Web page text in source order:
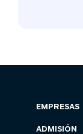
EMPRESAS
ADMISIÓN